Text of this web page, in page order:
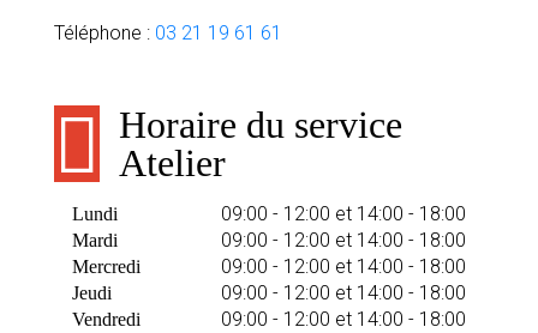
Téléphone : 03 21 19 61 61
Horaire du service
Atelier
Lundi 09:00 - 12:00 et 14:00 - 18:00
Mardi 09:00 - 12:00 et 14:00 - 18:00
Mercredi 09:00 - 12:00 et 14:00 - 18:00
Jeudi 09:00 - 12:00 et 14:00 - 18:00
Vendredi 09:00 - 12:00 et 14:00 - 18:00